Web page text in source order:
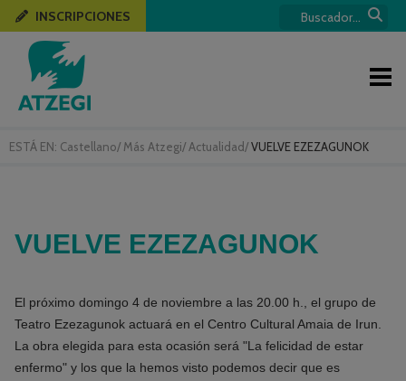
ESTÁ EN: Castellano/ Más Atzegi/ Actualidad/VUELVE EZEZAGUNOK
INSCRIPCIONES
VUELVE EZEZAGUNOK
El próximo domingo 4 de noviembre a las 20.00 h., el grupo de
Teatro Ezezagunok actuará en el Centro Cultural Amaia de Irun.
La obra elegida para esta ocasión será "La felicidad de estar
enfermo" y los que la hemos visto podemos decir que es